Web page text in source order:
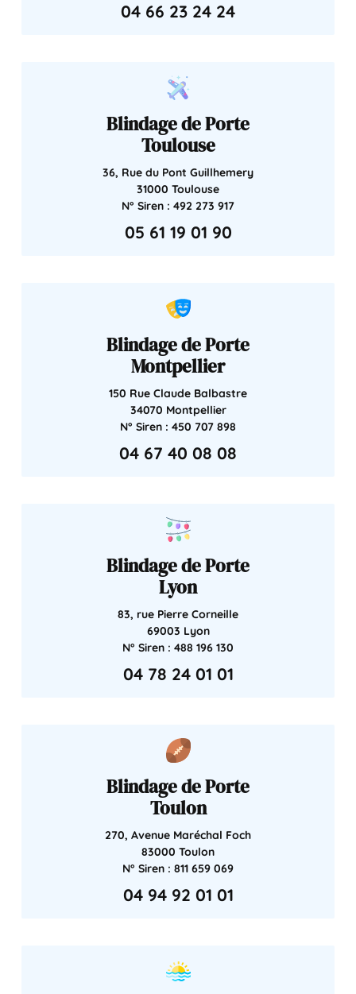
04 66 23 24 24
Blindage de Porte
Toulouse
36, Rue du Pont Guillhemery
31000 Toulouse
N° Siren : 492 273 917
05 61 19 01 90
Blindage de Porte
Montpellier
150 Rue Claude Balbastre
34070 Montpellier
N° Siren : 450 707 898
04 67 40 08 08
Blindage de Porte
Lyon
83, rue Pierre Corneille
69003 Lyon
N° Siren : 488 196 130
04 78 24 01 01
Blindage de Porte
Toulon
270, Avenue Maréchal Foch
83000 Toulon
N° Siren : 811 659 069
04 94 92 01 01